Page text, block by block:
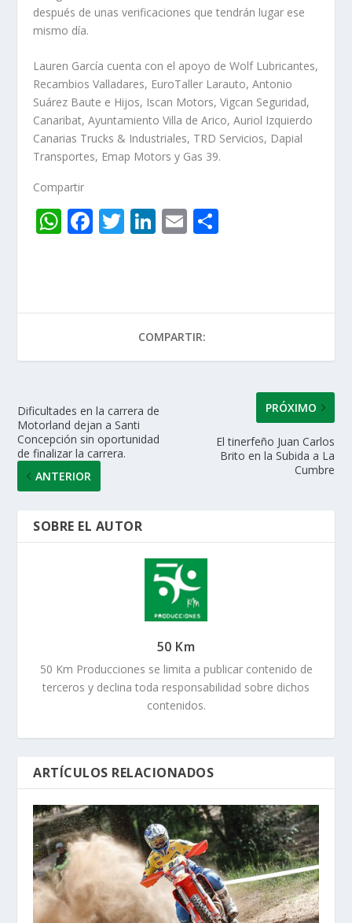
después de unas verificaciones que tendrán lugar ese
mismo día.
Lauren García cuenta con el apoyo de Wolf Lubricantes,
Recambios Valladares, EuroTaller Larauto, Antonio
Suárez Baute e Hijos, Iscan Motors, Vigcan Seguridad,
Canaribat, Ayuntamiento Villa de Arico, Auriol Izquierdo
Canarias Trucks & Industriales, TRD Servicios, Dapial
Transportes, Emap Motors y Gas 39.
Compartir
W
A
p
F
o
k
T Li
dI
n
E
ar
r
COMPARTIR:
Dificultades en la carrera de
Motorland dejan a Santi
Concepción sin oportunidad
de finalizar la carrera.
ANTERIOR
PRÓXIMO
El tinerfeño Juan Carlos
Brito en la Subida a La
Cumbre
SOBRE EL AUTOR
50 Km
50 Km Producciones se limita a publicar contenido de
terceros y declina toda responsabilidad sobre dichos
contenidos.
ARTÍCULOS RELACIONADOS